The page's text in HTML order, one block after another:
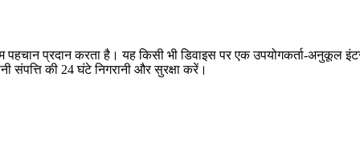
प्रदान करता है। यह किसी भी डिवाइस पर एक उपयोगकर्ता-अनुकूल
की 24 घंटे निगरानी और सुरक्षा करें।